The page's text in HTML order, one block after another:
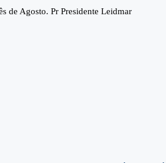
de Agosto. Pr Presidente Leidmar